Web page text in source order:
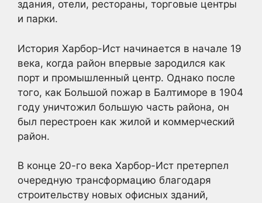
здания, отели, рестораны, торговые центры
и парки.
История Харбор-Ист начинается в начале 19
века, когда район впервые зародился как
порт и промышленный центр. Однако после
того, как Большой пожар в Балтиморе в 1904
году уничтожил большую часть района, он
был перестроен как жилой и коммерческий
район.
В конце 20-го века Харбор-Ист претерпел
очередную трансформацию благодаря
строительству новых офисных зданий,